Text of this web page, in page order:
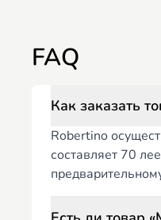
FAQ
Robertino
составляет 70